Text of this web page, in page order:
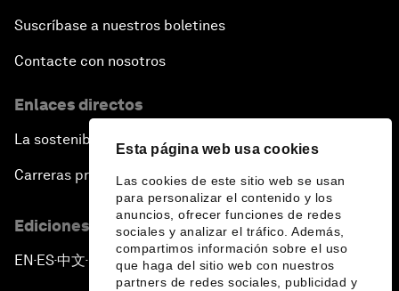
Esta página web usa cookies
Las cookies de este sitio web se usan
para personalizar el contenido y los
anuncios, ofrecer funciones de redes
sociales y analizar el tráfico. Además,
compartimos información sobre el uso
que haga del sitio web con nuestros
partners de redes sociales, publicidad y
Suscríbase a nuestros boletines
Contacte con nosotros
Enlaces directos
La sostenibilidad en el Foro
Carreras profesionales
Ediciones en otros idiomas
EN ▪ ES▪中文▪ 日本語